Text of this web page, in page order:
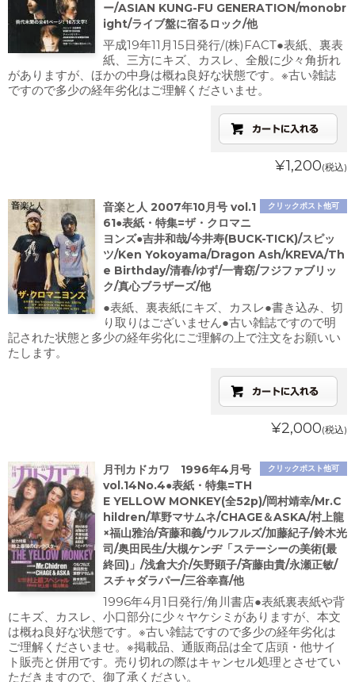
ー/ASIAN KUNG-FU GENERATION/monobr
ight/ライブ盤に宿るロック/他
平成19年11月15日発行/(株)FACT●表紙、裏表
紙、三方にキズ、カスレ、全般に少々角折れ
がありますが、ほかの中身は概ね良好な状態です。※古い雑誌
ですので多少の経年劣化はご理解くださいませ。
¥1,200(税込)
クリックポスト他可
音楽と人 2007年10月号 vol.1
61●表紙・特集=ザ・クロマニ
ヨンズ●吉井和哉/今井寿(BUCK-TICK)/スピッ
ツ/Ken Yokoyama/Dragon Ash/KREVA/Th
e Birthday/清春/ゆず/一青窈/フジファブリッ
ク/真心ブラザーズ/他
●表紙、裏表紙にキズ、カスレ●書き込み、切
り取りはございません●古い雑誌ですので明
記された状態と多少の経年劣化にご理解の上で注文をお願いい
たします。
¥2,000(税込)
クリックポスト他可
月刊カドカワ 1996年4月号
vol.14No.4●表紙・特集=TH
E YELLOW MONKEY(全52p)/岡村靖幸/Mr.C
hildren/草野マサムネ/CHAGE＆ASKA/村上龍
×福山雅治/斉藤和義/ウルフルズ/加藤紀子/鈴木光
司/奥田民生/大槻ケンヂ「ステーシーの美術(最
終回)」/浅倉大介/矢野顕子/斉藤由貴/永瀬正敏/
スチャダラパー/三谷幸喜/他
1996年4月1日発行/角川書店●表紙裏表紙や背
にキズ、カスレ、小口部分に少々ヤケシミがありますが、本文
は概ね良好な状態です。※古い雑誌ですので多少の経年劣化は
ご理解くださいませ。※掲載品、通販商品は全て店頭・他サイ
ト販売と併用です。売り切れの際はキャンセル処理とさせてい
ただきますので、御了承ください。